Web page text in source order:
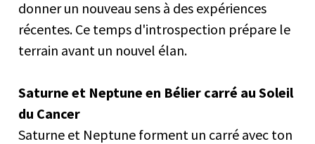
donner un nouveau sens à des expériences
récentes. Ce temps d'introspection prépare le
terrain avant un nouvel élan.
Saturne et Neptune en Bélier carré au Soleil
du Cancer
Saturne et Neptune forment un carré avec ton